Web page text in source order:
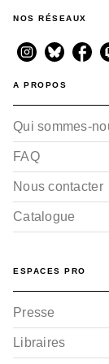
Mr
NOS RÉSEAUX
A PROPOS
Qui sommes-
FAQ
Nous contacter
Catalogue
ESPACES PRO
Presse
Libraires